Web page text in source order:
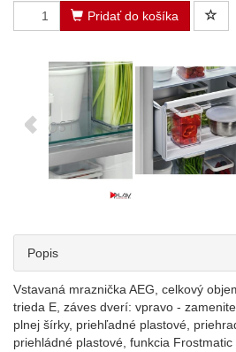
Pridať do košíka
Popis
Vstavaná mraznička AEG, celkový
trieda E, záves dverí: vpravo -
plnej šírky, priehľadné plastové,
priehládné plastové, funkcia Frostmatic